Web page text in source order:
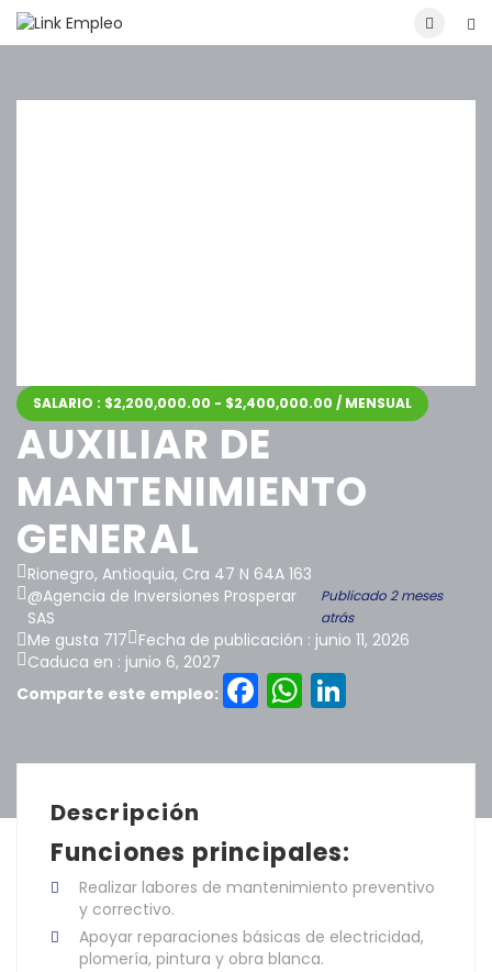
SALARIO : $2,200,000.00 - $2,400,000.00 / MENSUAL
AUXILIAR DE
MANTENIMIENTO
GENERAL
Rionegro, Antioquia, Cra 47 N 64A 163
@Agencia de Inversiones Prosperar
SAS
Publicado 2 meses
atrás
Me gusta 717 Fecha de publicación : junio 11, 2026
Caduca en : junio 6, 2027
Comparte este empleo:
Facebook
Descripción
Funciones principales:
Realizar labores de mantenimiento preventivo
y correctivo.
Apoyar reparaciones básicas de electricidad,
plomería, pintura y obra blanca.